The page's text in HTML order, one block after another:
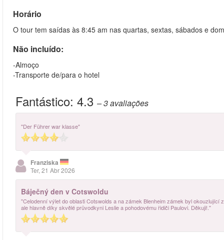
Horário
O tour tem saídas às 8:45 am nas quartas, sextas, sábados e
Não incluído:
-Almoço
-Transporte de/para o hotel
Fantástico: 4.3 – 3avaliações
"Der Führer war klasse"
Franziska
Ter, 21 Abr 2026
Báječný den v Cotswoldu
"Celodenní výlet do oblasti Cotswolds a na zámek Blenheim zámek byl
ale hlavně díky skvělé průvodkyni Leslie a pohodovému řidiči Paulovi. Děkuji!."